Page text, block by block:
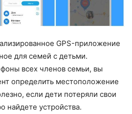
GPS-приложение
для семей с детьми.
всех членов семьи, вы
определить местоположение
если дети потеряли свои
устройства.